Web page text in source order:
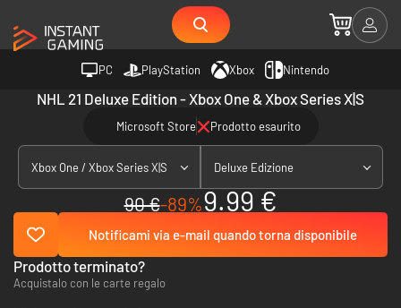
PC PlayStation Xbox Nintendo
NHL 21 Deluxe Edition - Xbox One & Xbox Series X|S
Microsoft Store Prodotto esaurito
Xbox One / Xbox Series X|S Deluxe Edizione
90 €-89%9.99 €
Notificami via e-mail quando torna disponibile
Prodotto terminato?
Acquistalo con le carte regalo